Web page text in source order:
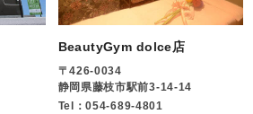
BeautyGym dolce店
〒426-0034
静岡県藤枝市駅前3-14-14
Tel：054-689-4801